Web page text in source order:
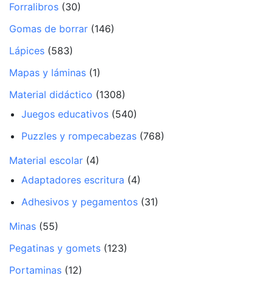
Forralibros (30)
Gomas de borrar (146)
Lápices (583)
Mapas y láminas (1)
Material didáctico (1308)
Juegos educativos (540)
Puzzles y rompecabezas (768)
Material escolar (4)
Adaptadores escritura (4)
Adhesivos y pegamentos (31)
Minas (55)
Pegatinas y gomets (123)
Portaminas (12)